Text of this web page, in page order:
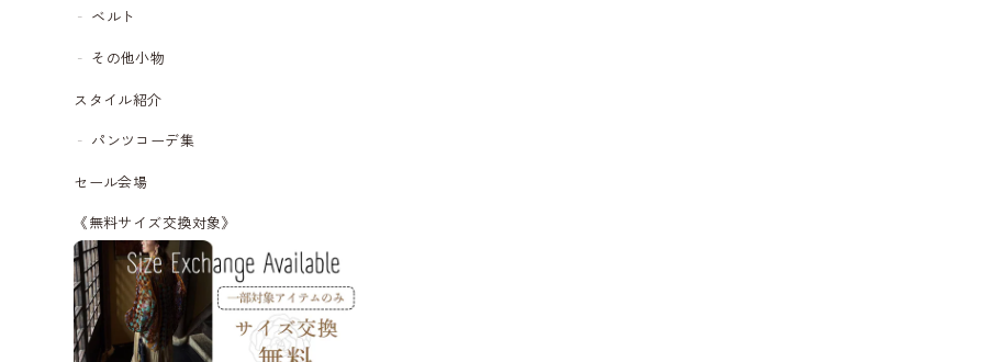
ベルト
その他小物
スタイル紹介
パンツコーデ集
セール会場
《無料サイズ交換対象》